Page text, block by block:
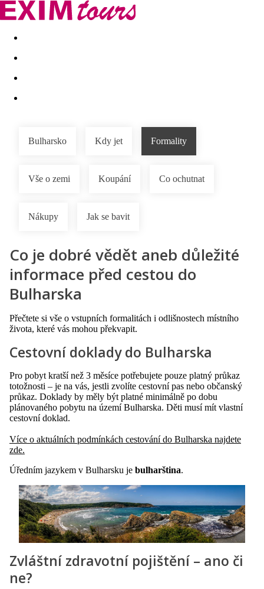
Akční nabídky Last minute
Bulharsko Kdy jet Formality
Vše o zemi Koupání Co ochutnat
Nákupy Jak se bavit
Co je dobré vědět aneb důležité
informace před cestou do
Bulharska
Přečtete si vše o vstupních formalitách i odlišnostech místního
života, které vás mohou překvapit.
Cestovní doklady do Bulharska
Pro pobyt kratší než 3 měsíce potřebujete pouze platný průkaz
totožnosti – je na vás, jestli zvolíte cestovní pas nebo občanský
průkaz. Doklady by měly být platné minimálně po dobu
plánovaného pobytu na území Bulharska. Děti musí mít vlastní
cestovní doklad.
Více o aktuálních podmínkách cestování do Bulharska najdete
zde.
Úředním jazykem v Bulharsku je bulharština.
Zvláštní zdravotní pojištění – ano či
ne?